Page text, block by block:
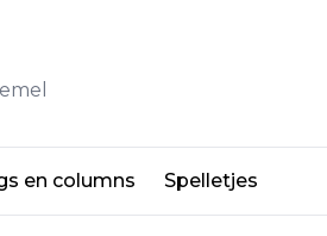
en columns Spelletjes